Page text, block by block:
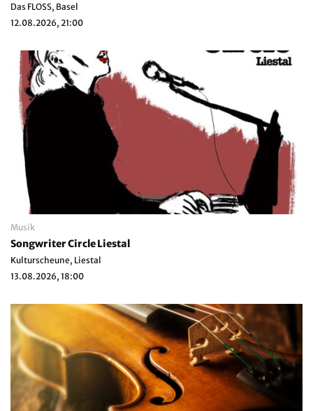
Das FLOSS, Basel
12.08.2026, 21:00
Musik
Songwriter Circle Liestal
Kulturscheune, Liestal
13.08.2026, 18:00